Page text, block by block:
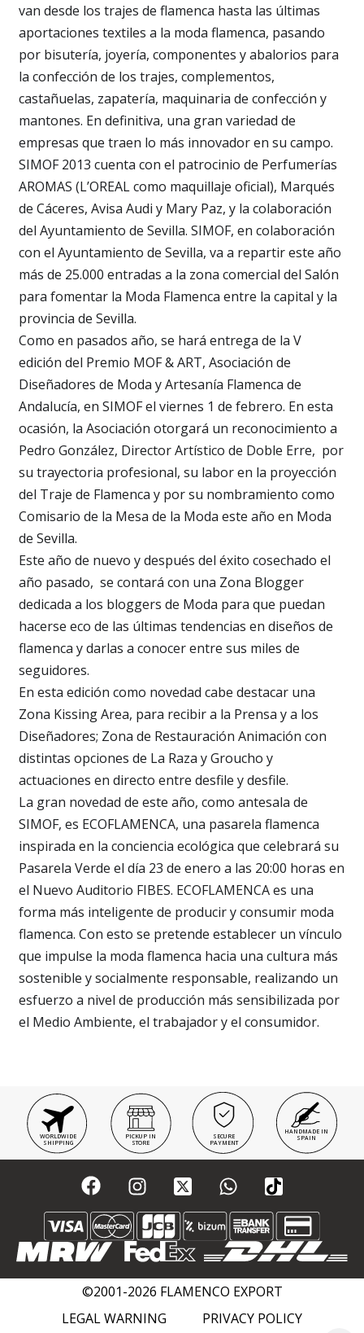
van desde los trajes de flamenca hasta las últimas
aportaciones textiles a la moda flamenca, pasando
por bisutería, joyería, componentes y abalorios para
la confección de los trajes, complementos,
castañuelas, zapatería, maquinaria de confección y
mantones. En definitiva, una gran variedad de
empresas que traen lo más innovador en su campo.
SIMOF 2013 cuenta con el patrocinio de Perfumerías
AROMAS (L’OREAL como maquillaje oficial), Marqués
de Cáceres, Avisa Audi y Mary Paz, y la colaboración
del Ayuntamiento de Sevilla. SIMOF, en colaboración
con el Ayuntamiento de Sevilla, va a repartir este año
más de 25.000 entradas a la zona comercial del Salón
para fomentar la Moda Flamenca entre la capital y la
provincia de Sevilla.
Como en pasados año, se hará entrega de la V
edición del Premio MOF & ART, Asociación de
Diseñadores de Moda y Artesanía Flamenca de
Andalucía, en SIMOF el viernes 1 de febrero. En esta
ocasión, la Asociación otorgará un reconocimiento a
Pedro González, Director Artístico de Doble Erre, por
su trayectoria profesional, su labor en la proyección
del Traje de Flamenca y por su nombramiento como
Comisario de la Mesa de la Moda este año en Moda
de Sevilla.
Este año de nuevo y después del éxito cosechado el
año pasado, se contará con una Zona Blogger
dedicada a los bloggers de Moda para que puedan
hacerse eco de las últimas tendencias en diseños de
flamenca y darlas a conocer entre sus miles de
seguidores.
En esta edición como novedad cabe destacar una
Zona Kissing Area, para recibir a la Prensa y a los
Diseñadores; Zona de Restauración Animación con
distintas opciones de La Raza y Groucho y
actuaciones en directo entre desfile y desfile.
La gran novedad de este año, como antesala de
SIMOF, es ECOFLAMENCA, una pasarela flamenca
inspirada en la conciencia ecológica que celebrará su
Pasarela Verde el día 23 de enero a las 20:00 horas en
el Nuevo Auditorio FIBES. ECOFLAMENCA es una
forma más inteligente de producir y consumir moda
flamenca. Con esto se pretende establecer un vínculo
que impulse la moda flamenca hacia una cultura más
sostenible y socialmente responsable, realizando un
esfuerzo a nivel de producción más sensibilizada por
el Medio Ambiente, el trabajador y el consumidor.
WORLDWIDE
SHIPPING
PICKUP IN
STORE
SECURE
PAYMENT
HANDMADE IN
SPAIN
©2001-2026 FLAMENCO EXPORT
LEGAL WARNING
PRIVACY POLICY